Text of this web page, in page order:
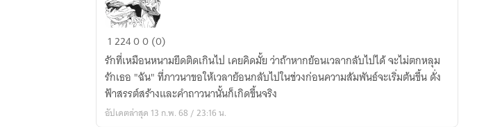
ย้อน
เวลา
กลับ
ไป
ได้
จะ
122400 (0)
รักที่เหมือนหนามยึดติดเกินไป เคยคิดมั้ย ว่าถ้าหากย้อนเวลากลับไปได้ จะไม่ตกหลุม
รักเธอ "ฉัน" ที่ภาวนาขอให้เวลาย้อนกลับไปในช่วงก่อนความสัมพันธ์จะเริ่มต้นขึ้น ดั่ง
ฟ้าสรรต์สร้างและคำถาวนานั้นก็เกิดขึ้นจริง
อัปเดตล่าสุด 13 ก.พ. 68 / 23:16 น.